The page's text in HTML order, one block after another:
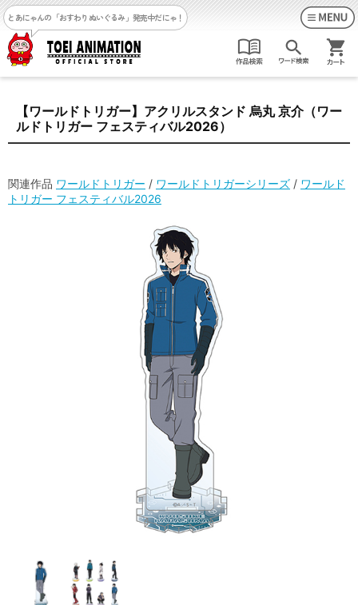
とあにゃんの「おすわりぬいぐるみ」発売中だにゃ！
【ワールドトリガー】アクリルスタンド 烏丸 京介（ワー
ルドトリガー フェスティバル2026）
関連作品 ワールドトリガー / ワールドトリガーシリーズ / ワールド
トリガー フェスティバル2026